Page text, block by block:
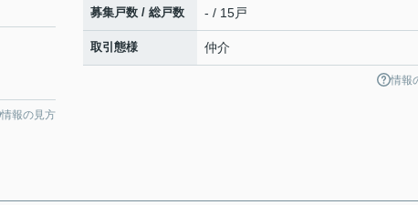
情報の見方
募集戸数 / 総戸数 - / 15戸
取引態様 仲介
情報